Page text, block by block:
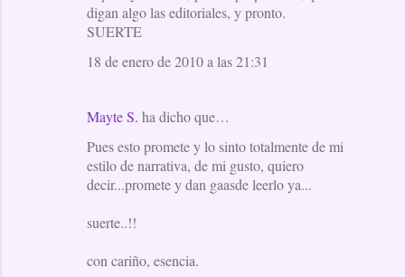
digan algo las editoriales, y pronto.
SUERTE
18 de enero de 2010 a las 21:31
Mayte S. ha dicho que…
Pues esto promete y lo sinto totalmente de mi
estilo de narrativa, de mi gusto, quiero
decir...promete y dan gaasde leerlo ya...
suerte..!!
con cariño, esencia.